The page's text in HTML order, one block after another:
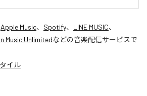
Apple Music、 Spotify、 LINE MUSIC、
Music Unlimitedなどの音楽配信サービスで
イル